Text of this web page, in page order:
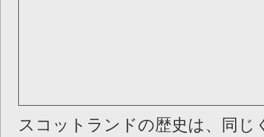
スコットランドの歴史は、同じ